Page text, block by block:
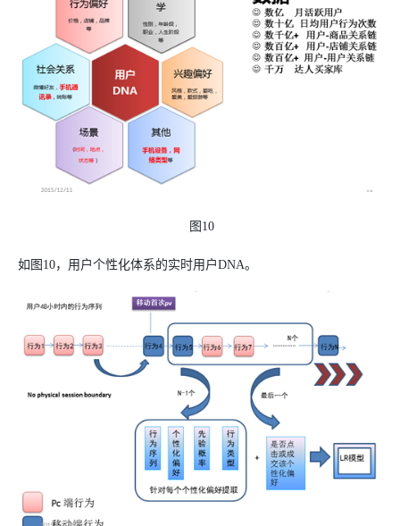
图10
如图10，用户个性化体系的实时用户DNA。